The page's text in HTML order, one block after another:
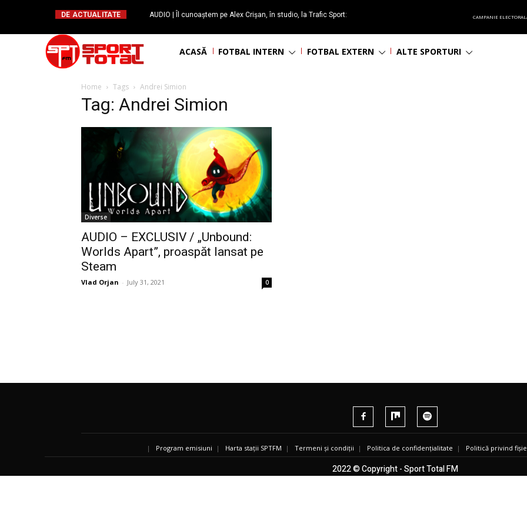
DE ACTUALITATE
AUDIO | Îl cunoaștem pe Alex Crișan, în studio, la Trafic Sport:
CAMPANIE
ACASĂ FOTBAL INTERN FOTBAL EXTERN ALTE SPORTURI
Home Tags Andrei Simion
Tag: Andrei Simion
Diverse
AUDIO – EXCLUSIV / „Unbound:
Worlds Apart”, proaspăt lansat pe
Steam
Vlad Orjan - July 31, 2021 0
| Program emisiuni | Harta stații SPTFM | Termeni și condiții | Politica de confidențialitate | Politică privind
2022 © Copyright - Sport Total FM